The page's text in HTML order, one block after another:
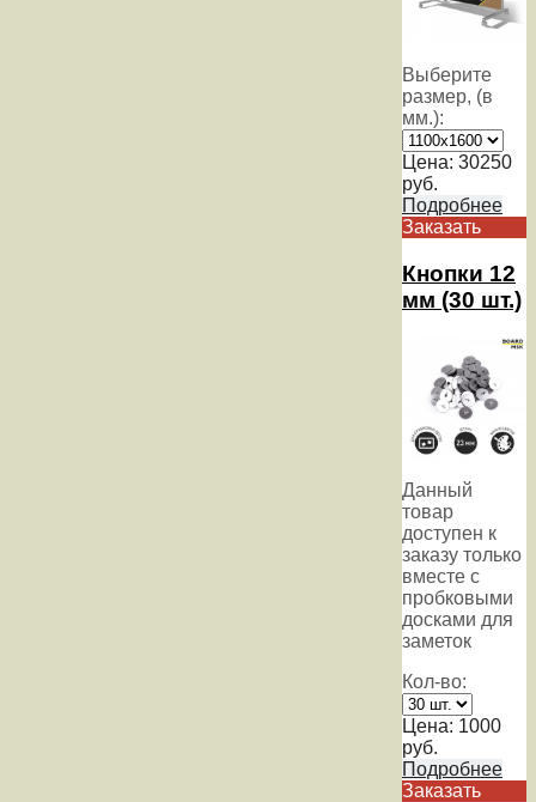
Выберите
размер, (в
мм.):
Цена: 30250
руб.
Подробнее
Заказать
Кнопки 12
мм (30 шт.)
Данный
товар
доступен к
заказу только
вместе с
пробковыми
досками для
заметок
Кол-во:
Цена: 1000
руб.
Подробнее
Заказать